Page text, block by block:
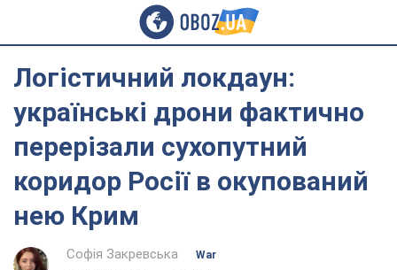
Логістичний локдаун:
українські дрони фактично
перерізали сухопутний
коридор Росії в окупований
нею Крим
Софія Закревська
War